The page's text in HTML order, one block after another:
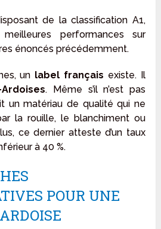
de la classification A1,
performances sur
énoncés précédemment.
un label français existe. Il
. Même s’il n’est pas
un matériau de qualité qui ne
la rouille, le blanchiment ou
ce dernier atteste d’un taux
à 40 %.
POUR UNE